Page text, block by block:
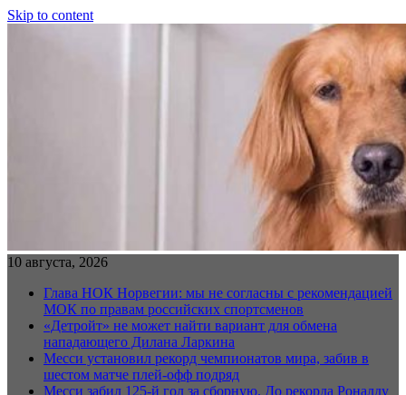
Skip to content
10 августа, 2026
Глава НОК Норвегии: мы не согласны с рекомендацией
МОК по правам российских спортсменов
«Детройт» не может найти вариант для обмена
нападающего Дилана Ларкина
Месси установил рекорд чемпионатов мира, забив в
шестом матче плей‑офф подряд
Месси забил 125-й гол за сборную. До рекорда Роналду